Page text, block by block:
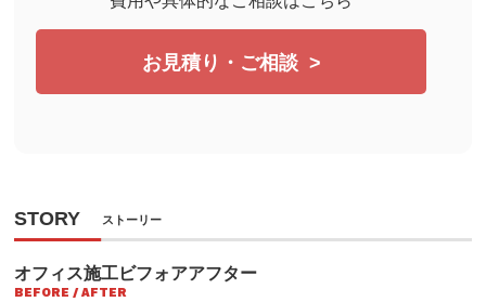
お見積り・ご相談
STORY ストーリー
オフィス施工ビフォアアフター
BEFORE / AFTER